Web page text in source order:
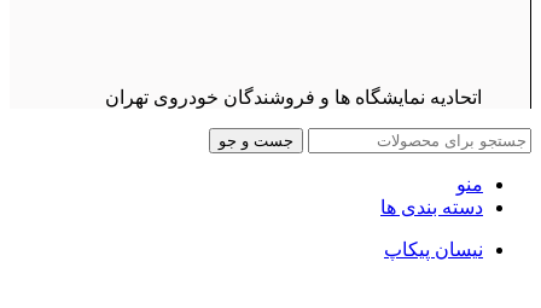
اتحادیه نمایشگاه ها و فروشندگان خودروی تهران
جست و جو
منو
دسته بندی ها
نیسان پیکاپ